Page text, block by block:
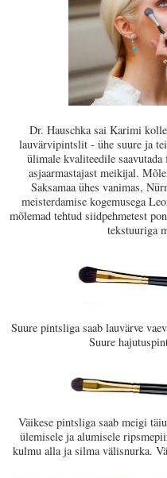
Dr. Hauschka sai Karimi
lauvärvipintslit - ühe suure ja
ülimale kvaliteedile
asjaarmastajast meikijal.
Saksamaa ühes vanimas,
meisterdamise kogemusega
mõlemad tehtud siidpehmetest
tekstuuriga
Suure pintsliga saab lauvärve
Suure
Väikese pintsliga saab meigi
ülemisele ja alumisele
kulmu alla ja silma välisnurka.